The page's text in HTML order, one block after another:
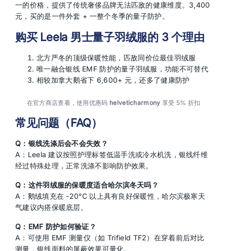
一的价格，提供了传统奢侈品牌无法匹敌的健康维度。3,400
元，买的是一件外套 + 一整个冬季的量子防护。
购买 Leela 男士量子羽绒服的 3 个理由
北方严冬的顶级保暖性能，匹敌同价位最佳羽绒服
唯一融合银线 EMF 防护的量子羽绒服，功能不可替代
相较加拿大鹅省下 6,600+ 元，还多了健康防护
在官方商店查看，使用优惠码 helveticharmony 享受 5% 折扣
常见问题（FAQ）
Q：银线洗涤后会不会失效？
A：Leela 建议按照护理标签低温手洗或冷水机洗，银线纤维
经过特殊处理，正常洗涤不影响防护效果。
Q：这件羽绒服的保暖度适合哈尔滨冬天吗？
A：鹅绒填充在 -20°C 以上具有良好保暖性，哈尔滨极寒天
气建议内搭保暖底层。
Q：EMF 防护如何验证？
A：可使用 EMF 测量仪（如 Trifield TF2）在穿着前后对比
测量，银线面料的屏蔽效果可量化。